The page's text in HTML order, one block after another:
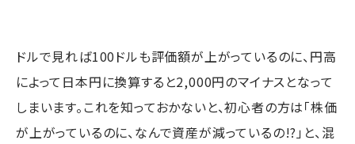
ドルで見れば100ドルも評価額が上がっているのに、円高
によって日本円に換算すると2,000円のマイナスとなって
しまいます。これを知っておかないと、初心者の方は「株価
が上がっているのに、なんで資産が減っているの!?」と、混